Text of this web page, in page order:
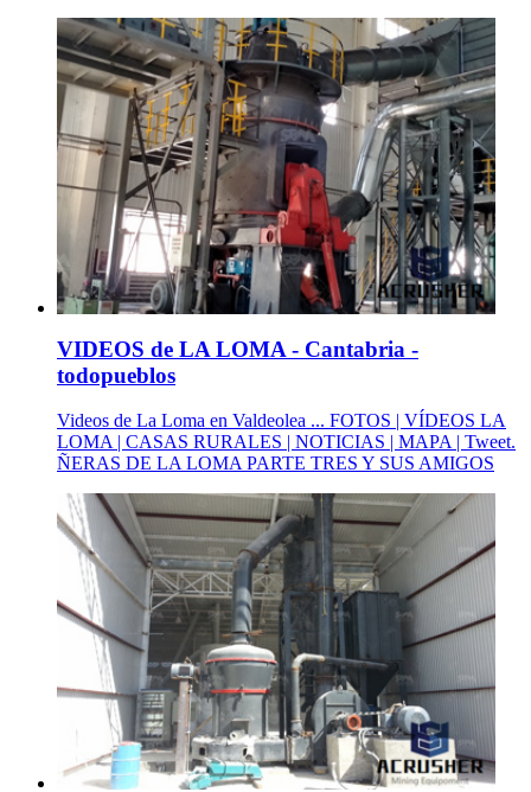
VIDEOS de LA LOMA - Cantabria -
todopueblos
Videos de La Loma en Valdeolea ... FOTOS | VÍDEOS LA
LOMA | CASAS RURALES | NOTICIAS | MAPA | Tweet.
ÑERAS DE LA LOMA PARTE TRES Y SUS AMIGOS